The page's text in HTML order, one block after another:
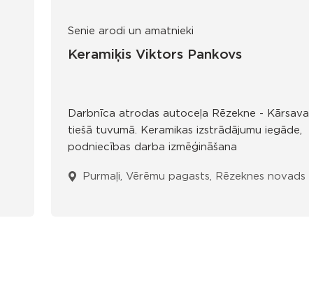
Senie arodi un amatnieki
Keramiķis Viktors Pankovs
Darbnīca atrodas autoceļa Rēzekne - Kārsava
tiešā tuvumā. Keramikas izstrādājumu iegāde,
podniecības darba izmēģināšana
Purmaļi, Vērēmu pagasts, Rēzeknes novads